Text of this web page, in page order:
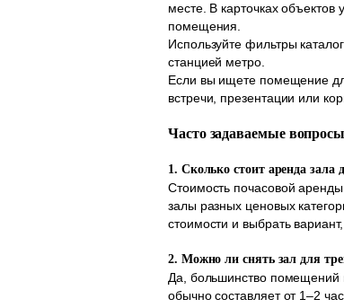
месте. В карточках
помещения.
Используйте фильтры
станцией метро.
Если вы ищете помещение
встречи, презентации или
Часто задаваемые
1. Сколько стоит аренда зала
Стоимость почасовой
залы разных ценовых
стоимости и выбрать
2. Можно ли снять зал для
Да, большинство помещений
обычно составляет от 1–2